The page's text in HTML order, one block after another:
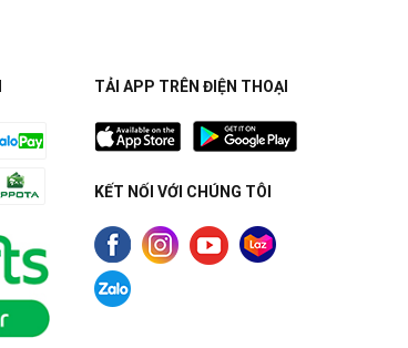
TẢI APP TRÊN ĐIỆN THOẠI
KẾT NỐI VỚI CHÚNG TÔI